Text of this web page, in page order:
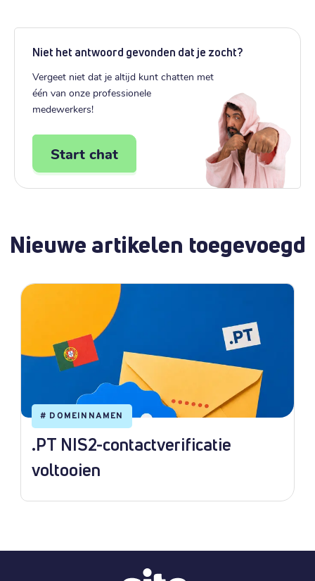
Niet het antwoord gevonden dat je zocht?
Vergeet niet dat je altijd kunt chatten met
één van onze professionele
medewerkers!
Start chat
Nieuwe artikelen toegevoegd
# DOMEINNAMEN
.PT NIS2-contactverificatie
voltooien